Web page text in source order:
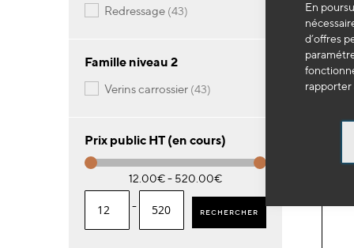
En
d’offres
rapporter
redressage 43articles
Famille niveau 2
verins carrossier 43articles
Prix public HT (en cours)
12.00€ - 520.00€
- RECHERCHER